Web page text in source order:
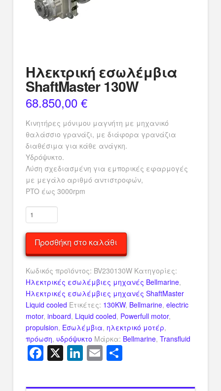
Ηλεκτρική εσωλέμβια
ShaftMaster 130W
68.850,00 €
Κινητήρες μόνιμου μαγνήτη με μηχανικό
θαλάσσιο γρανάζι, με διάφορα γρανάζια
διαθέσιμα για κάθε ανάγκη.
Υδρόψυκτο.
Λύση σχεδιασμένη για εμπορικές εφαρμογές
με μεγάλο αριθμό αντιστροφών,
PTO έως 3000rpm
Ηλεκτρική
εσωλέμβια
ShaftMaster
130W
ποσότητα
Προσθήκη στο καλάθι
Κωδικός προϊόντος: BV230130W Κατηγορίες:
Ηλεκτρικές εσωλέμβιες μηχανές Bellmarine,
Ηλεκτρικές εσωλέμβιες μηχανές ShaftMaster
Liquid cooled Ετικέτες: 130KW, Bellmarine, electric
motor, inboard, Liquid cooled, Powerfull motor,
propulsion, Εσωλέμβια, ηλεκτρικό μοτέρ,
πρόωση, υδρόψυκτο Μάρκα: Bellmarine, Transfluid
Facebook
X LinkedIn
Email